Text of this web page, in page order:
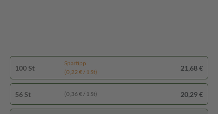
100 St
Spartipp
(0,22 € / 1 St)
21,68 €
56 St (0,36 € / 1 St) 20,29 €